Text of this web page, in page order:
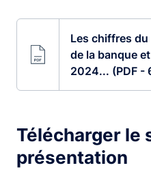
Les chiffres
de la banque
2024... (PDF -
Télécharger le
présentation